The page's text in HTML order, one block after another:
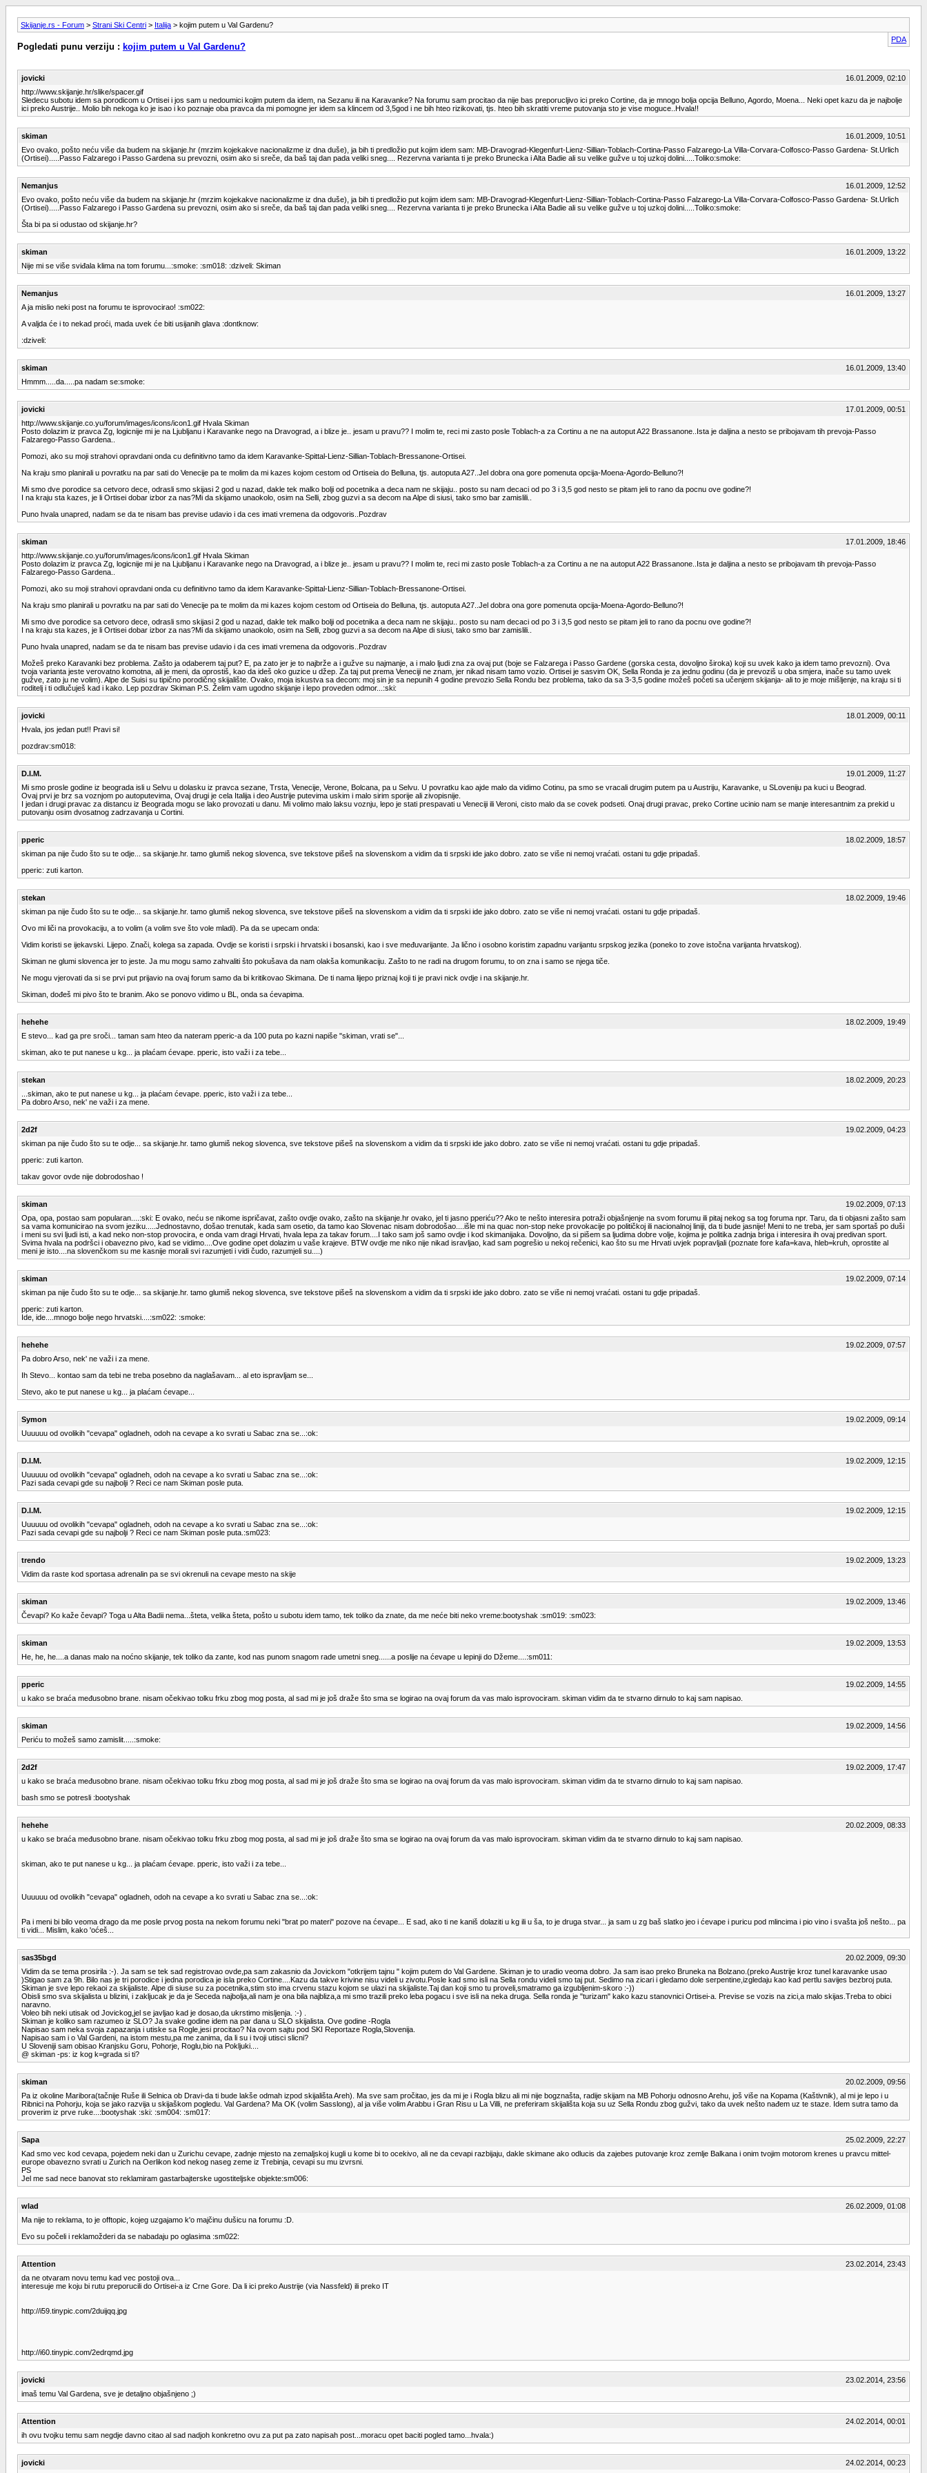
Skijanje.rs - Forum > Strani Ski Centri > Italija > kojim putem u Val Gardenu?
PDA
Pogledati punu verziju : kojim putem u Val Gardenu?
jovicki
16.01.2009, 02:10
http://www.skijanje.hr/slike/spacer.gif
Sledecu subotu idem sa porodicom u Ortisei i jos sam u nedoumici kojim putem da idem, na Sezanu ili na Karavanke? Na forumu sam procitao da nije bas preporucljivo ici preko Cortine, da je mnogo bolja opcija Belluno, Agordo, Moena... Neki opet kazu da je najbolje
ici preko Austrije.. Molio bih nekoga ko je isao i ko poznaje oba pravca da mi pomogne jer idem sa klincem od 3,5god i ne bih hteo rizikovati, tjs. hteo bih skratiti vreme putovanja sto je vise moguce..Hvala!!
skiman
16.01.2009, 10:51
Evo ovako, pošto neću više da budem na skijanje.hr (mrzim kojekakve nacionalizme iz dna duše), ja bih ti predložio put kojim idem sam: MB-Dravograd-Klegenfurt-Lienz-Sillian-Toblach-Cortina-Passo Falzarego-La Villa-Corvara-Colfosco-Passo Gardena- St.Urlich
(Ortisei).....Passo Falzarego i Passo Gardena su prevozni, osim ako si sreče, da baš taj dan pada veliki sneg.... Rezervna varianta ti je preko Brunecka i Alta Badie ali su velike gužve u toj uzkoj dolini.....Toliko:smoke:
Nemanjus
16.01.2009, 12:52
Evo ovako, pošto neću više da budem na skijanje.hr (mrzim kojekakve nacionalizme iz dna duše), ja bih ti predložio put kojim idem sam: MB-Dravograd-Klegenfurt-Lienz-Sillian-Toblach-Cortina-Passo Falzarego-La Villa-Corvara-Colfosco-Passo Gardena- St.Urlich
(Ortisei).....Passo Falzarego i Passo Gardena su prevozni, osim ako si sreče, da baš taj dan pada veliki sneg.... Rezervna varianta ti je preko Brunecka i Alta Badie ali su velike gužve u toj uzkoj dolini.....Toliko:smoke:
Šta bi pa si odustao od skijanje.hr?
skiman
16.01.2009, 13:22
Nije mi se više sviđala klima na tom forumu...:smoke: :sm018: :dziveli: Skiman
Nemanjus
16.01.2009, 13:27
A ja mislio neki post na forumu te isprovocirao! :sm022:
A valjda će i to nekad proći, mada uvek će biti usijanih glava :dontknow:
:dziveli:
skiman
16.01.2009, 13:40
Hmmm.....da.....pa nadam se:smoke:
jovicki
17.01.2009, 00:51
http://www.skijanje.co.yu/forum/images/icons/icon1.gif Hvala Skiman
Posto dolazim iz pravca Zg, logicnije mi je na Ljubljanu i Karavanke nego na Dravograd, a i blize je.. jesam u pravu?? I molim te, reci mi zasto posle Toblach-a za Cortinu a ne na autoput A22 Brassanone..Ista je daljina a nesto se pribojavam tih prevoja-Passo
Falzarego-Passo Gardena..
Pomozi, ako su moji strahovi opravdani onda cu definitivno tamo da idem Karavanke-Spittal-Lienz-Sillian-Toblach-Bressanone-Ortisei.
Na kraju smo planirali u povratku na par sati do Venecije pa te molim da mi kazes kojom cestom od Ortiseia do Belluna, tjs. autoputa A27..Jel dobra ona gore pomenuta opcija-Moena-Agordo-Belluno?!
Mi smo dve porodice sa cetvoro dece, odrasli smo skijasi 2 god u nazad, dakle tek malko bolji od pocetnika a deca nam ne skijaju.. posto su nam decaci od po 3 i 3,5 god nesto se pitam jeli to rano da pocnu ove godine?!
I na kraju sta kazes, je li Ortisei dobar izbor za nas?Mi da skijamo unaokolo, osim na Selli, zbog guzvi a sa decom na Alpe di siusi, tako smo bar zamislili..
Puno hvala unapred, nadam se da te nisam bas previse udavio i da ces imati vremena da odgovoris..Pozdrav
skiman
17.01.2009, 18:46
http://www.skijanje.co.yu/forum/images/icons/icon1.gif Hvala Skiman
Posto dolazim iz pravca Zg, logicnije mi je na Ljubljanu i Karavanke nego na Dravograd, a i blize je.. jesam u pravu?? I molim te, reci mi zasto posle Toblach-a za Cortinu a ne na autoput A22 Brassanone..Ista je daljina a nesto se pribojavam tih prevoja-Passo
Falzarego-Passo Gardena..
Pomozi, ako su moji strahovi opravdani onda cu definitivno tamo da idem Karavanke-Spittal-Lienz-Sillian-Toblach-Bressanone-Ortisei.
Na kraju smo planirali u povratku na par sati do Venecije pa te molim da mi kazes kojom cestom od Ortiseia do Belluna, tjs. autoputa A27..Jel dobra ona gore pomenuta opcija-Moena-Agordo-Belluno?!
Mi smo dve porodice sa cetvoro dece, odrasli smo skijasi 2 god u nazad, dakle tek malko bolji od pocetnika a deca nam ne skijaju.. posto su nam decaci od po 3 i 3,5 god nesto se pitam jeli to rano da pocnu ove godine?!
I na kraju sta kazes, je li Ortisei dobar izbor za nas?Mi da skijamo unaokolo, osim na Selli, zbog guzvi a sa decom na Alpe di siusi, tako smo bar zamislili..
Puno hvala unapred, nadam se da te nisam bas previse udavio i da ces imati vremena da odgovoris..Pozdrav
Možeš preko Karavanki bez problema. Zašto ja odaberem taj put? E, pa zato jer je to najbrže a i gužve su najmanje, a i malo ljudi zna za ovaj put (boje se Falzarega i Passo Gardene (gorska cesta, dovoljno široka) koji su uvek kako ja idem tamo prevozni). Ova
tvoja varianta jeste verovatno komotna, ali je meni, da oprostiš, kao da ideš oko guzice u džep. Za taj put prema Veneciji ne znam, jer nikad nisam tamo vozio. Ortisei je sasvim OK, Sella Ronda je za jednu godinu (da je prevoziš u oba smjera, inače su tamo uvek
gužve, zato ju ne volim). Alpe de Suisi su tipično porodično skijalište. Ovako, moja iskustva sa decom: moj sin je sa nepunih 4 godine prevozio Sella Rondu bez problema, tako da sa 3-3,5 godine možeš početi sa učenjem skijanja- ali to je moje mišljenje, na kraju si ti
roditelj i ti odlučuješ kad i kako. Lep pozdrav Skiman P.S. Želim vam ugodno skijanje i lepo proveden odmor...:ski:
jovicki
18.01.2009, 00:11
Hvala, jos jedan put!! Pravi si!
pozdrav:sm018:
D.I.M.
19.01.2009, 11:27
Mi smo prosle godine iz beograda isli u Selvu u dolasku iz pravca sezane, Trsta, Venecije, Verone, Bolcana, pa u Selvu. U povratku kao ajde malo da vidimo Cotinu, pa smo se vracali drugim putem pa u Austriju, Karavanke, u SLoveniju pa kuci u Beograd.
Ovaj prvi je brz sa voznjom po autoputevima, Ovaj drugi je cela Italija i deo Austrije putevima uskim i malo sirim sporije ali zivopisnije.
I jedan i drugi pravac za distancu iz Beograda mogu se lako provozati u danu. Mi volimo malo laksu voznju, lepo je stati prespavati u Veneciji ili Veroni, cisto malo da se covek podseti. Onaj drugi pravac, preko Cortine ucinio nam se manje interesantnim za prekid u
putovanju osim dvosatnog zadrzavanja u Cortini.
pperic
18.02.2009, 18:57
skiman pa nije čudo što su te odje... sa skijanje.hr. tamo glumiš nekog slovenca, sve tekstove pišeš na slovenskom a vidim da ti srpski ide jako dobro. zato se više ni nemoj vraćati. ostani tu gdje pripadaš.
pperic: zuti karton.
stekan
18.02.2009, 19:46
skiman pa nije čudo što su te odje... sa skijanje.hr. tamo glumiš nekog slovenca, sve tekstove pišeš na slovenskom a vidim da ti srpski ide jako dobro. zato se više ni nemoj vraćati. ostani tu gdje pripadaš.
Ovo mi liči na provokaciju, a to volim (a volim sve što vole mladi). Pa da se upecam onda:
Vidim koristi se ijekavski. Lijepo. Znači, kolega sa zapada. Ovdje se koristi i srpski i hrvatski i bosanski, kao i sve međuvarijante. Ja lično i osobno koristim zapadnu varijantu srpskog jezika (poneko to zove istočna varijanta hrvatskog).
Skiman ne glumi slovenca jer to jeste. Ja mu mogu samo zahvaliti što pokušava da nam olakša komunikaciju. Zašto to ne radi na drugom forumu, to on zna i samo se njega tiče.
Ne mogu vjerovati da si se prvi put prijavio na ovaj forum samo da bi kritikovao Skimana. De ti nama lijepo priznaj koji ti je pravi nick ovdje i na skijanje.hr.
Skiman, dođeš mi pivo što te branim. Ako se ponovo vidimo u BL, onda sa ćevapima.
hehehe
18.02.2009, 19:49
E stevo... kad ga pre sroči... taman sam hteo da nateram pperic-a da 100 puta po kazni napiše "skiman, vrati se"...
skiman, ako te put nanese u kg... ja plaćam ćevape. pperic, isto važi i za tebe...
stekan
18.02.2009, 20:23
...skiman, ako te put nanese u kg... ja plaćam ćevape. pperic, isto važi i za tebe...
Pa dobro Arso, nek' ne važi i za mene.
2d2f
19.02.2009, 04:23
skiman pa nije čudo što su te odje... sa skijanje.hr. tamo glumiš nekog slovenca, sve tekstove pišeš na slovenskom a vidim da ti srpski ide jako dobro. zato se više ni nemoj vraćati. ostani tu gdje pripadaš.
pperic: zuti karton.
takav govor ovde nije dobrodoshao !
skiman
19.02.2009, 07:13
Opa, opa, postao sam popularan....:ski: E ovako, neću se nikome ispričavat, zašto ovdje ovako, zašto na skijanje.hr ovako, jel ti jasno pperiću?? Ako te nešto interesira potraži objašnjenje na svom forumu ili pitaj nekog sa tog foruma npr. Taru, da ti objasni zašto sam
sa vama komunicirao na svom jeziku.....Jednostavno, došao trenutak, kada sam osetio, da tamo kao Slovenac nisam dobrodošao....išle mi na quac non-stop neke provokacije po političkoj ili nacionalnoj liniji, da ti bude jasnije! Meni to ne treba, jer sam sportaš po duši
i meni su svi ljudi isti, a kad neko non-stop provocira, e onda vam dragi Hrvati, hvala lepa za takav forum....I tako sam još samo ovdje i kod skimanijaka. Dovoljno, da si pišem sa ljudima dobre volje, kojima je politika zadnja briga i interesira ih ovaj predivan sport.
Svima hvala na podršci i obavezno pivo, kad se vidimo....Ove godine opet dolazim u vaše krajeve. BTW ovdje me niko nije nikad isravljao, kad sam pogrešio u nekoj rečenici, kao što su me Hrvati uvjek popravljali (poznate fore kafa=kava, hleb=kruh, oprostite al
meni je isto....na slovenčkom su me kasnije morali svi razumjeti i vidi čudo, razumjeli su....)
skiman
19.02.2009, 07:14
skiman pa nije čudo što su te odje... sa skijanje.hr. tamo glumiš nekog slovenca, sve tekstove pišeš na slovenskom a vidim da ti srpski ide jako dobro. zato se više ni nemoj vraćati. ostani tu gdje pripadaš.
pperic: zuti karton.
Ide, ide....mnogo bolje nego hrvatski....:sm022: :smoke:
hehehe
19.02.2009, 07:57
Pa dobro Arso, nek' ne važi i za mene.
Ih Stevo... kontao sam da tebi ne treba posebno da naglašavam... al eto ispravljam se...
Stevo, ako te put nanese u kg... ja plaćam ćevape...
Symon
19.02.2009, 09:14
Uuuuuu od ovolikih "cevapa" ogladneh, odoh na cevape a ko svrati u Sabac zna se...:ok:
D.I.M.
19.02.2009, 12:15
Uuuuuu od ovolikih "cevapa" ogladneh, odoh na cevape a ko svrati u Sabac zna se...:ok:
Pazi sada cevapi gde su najbolji ? Reci ce nam Skiman posle puta.
D.I.M.
19.02.2009, 12:15
Uuuuuu od ovolikih "cevapa" ogladneh, odoh na cevape a ko svrati u Sabac zna se...:ok:
Pazi sada cevapi gde su najbolji ? Reci ce nam Skiman posle puta.:sm023:
trendo
19.02.2009, 13:23
Vidim da raste kod sportasa adrenalin pa se svi okrenuli na cevape mesto na skije
skiman
19.02.2009, 13:46
Čevapi? Ko kaže čevapi? Toga u Alta Badii nema...šteta, velika šteta, pošto u subotu idem tamo, tek toliko da znate, da me neće biti neko vreme:bootyshak :sm019: :sm023:
skiman
19.02.2009, 13:53
He, he, he....a danas malo na noćno skijanje, tek toliko da zante, kod nas punom snagom rade umetni sneg......a poslije na ćevape u lepinji do Džeme....:sm011:
pperic
19.02.2009, 14:55
u kako se braća međusobno brane. nisam očekivao tolku frku zbog mog posta, al sad mi je još draže što sma se logirao na ovaj forum da vas malo isprovociram. skiman vidim da te stvarno dirnulo to kaj sam napisao.
skiman
19.02.2009, 14:56
Periću to možeš samo zamislit.....:smoke:
2d2f
19.02.2009, 17:47
u kako se braća međusobno brane. nisam očekivao tolku frku zbog mog posta, al sad mi je još draže što sma se logirao na ovaj forum da vas malo isprovociram. skiman vidim da te stvarno dirnulo to kaj sam napisao.
bash smo se potresli :bootyshak
hehehe
20.02.2009, 08:33
u kako se braća međusobno brane. nisam očekivao tolku frku zbog mog posta, al sad mi je još draže što sma se logirao na ovaj forum da vas malo isprovociram. skiman vidim da te stvarno dirnulo to kaj sam napisao.
skiman, ako te put nanese u kg... ja plaćam ćevape. pperic, isto važi i za tebe...
Uuuuuu od ovolikih "cevapa" ogladneh, odoh na cevape a ko svrati u Sabac zna se...:ok:
Pa i meni bi bilo veoma drago da me posle prvog posta na nekom forumu neki "brat po materi" pozove na ćevape... E sad, ako ti ne kaniš dolaziti u kg ili u ša, to je druga stvar... ja sam u zg baš slatko jeo i ćevape i puricu pod mlincima i pio vino i svašta još nešto... pa
ti vidi... Mislim, kako 'oćeš...
sas35bgd
20.02.2009, 09:30
Vidim da se tema prosirila :-). Ja sam se tek sad registrovao ovde,pa sam zakasnio da Jovickom "otkrijem tajnu " kojim putem do Val Gardene. Skiman je to uradio veoma dobro. Ja sam isao preko Bruneka na Bolzano.(preko Austrije kroz tunel karavanke usao
)Stigao sam za 9h. Bilo nas je tri porodice i jedna porodica je isla preko Cortine....Kazu da takve krivine nisu videli u zivotu.Posle kad smo isli na Sella rondu videli smo taj put. Sedimo na zicari i gledamo dole serpentine,izgledaju kao kad pertlu savijes bezbroj puta.
Skiman je sve lepo rekaoi za skijaliste. Alpe di siuse su za pocetnika,stim sto ima crvenu stazu kojom se ulazi na skijaliste.Taj dan koji smo tu proveli,smatramo ga izgubljenim-skoro :-))
Obisli smo sva skijalista u blizini, i zakljucak je da je Seceda najbolja,ali nam je ona bila najbliza,a mi smo trazili preko leba pogacu i sve isli na neka druga. Sella ronda je "turizam" kako kazu stanovnici Ortisei-a. Previse se vozis na zici,a malo skijas.Treba to obici
naravno.
Voleo bih neki utisak od Jovickog,jel se javljao kad je dosao,da ukrstimo misljenja. :-) .
Skiman je koliko sam razumeo iz SLO? Ja svake godine idem na par dana u SLO skijalista. Ove godine -Rogla
Napisao sam neka svoja zapazanja i utiske sa Rogle,jesi procitao? Na ovom sajtu pod SKI Reportaze Rogla,Slovenija.
Napisao sam i o Val Gardeni, na istom mestu,pa me zanima, da li su i tvoji utisci slicni?
U Sloveniji sam obisao Kranjsku Goru, Pohorje, Roglu,bio na Pokljuki....
@ skiman -ps: iz kog k=grada si ti?
skiman
20.02.2009, 09:56
Pa iz okoline Maribora(tačnije Ruše ili Selnica ob Dravi-da ti bude lakše odmah izpod skijališta Areh). Ma sve sam pročitao, jes da mi je i Rogla blizu ali mi nije bogznašta, radije skijam na MB Pohorju odnosno Arehu, još više na Kopama (Kaštivnik), al mi je lepo i u
Ribnici na Pohorju, koja se jako razvija u skijaškom pogledu. Val Gardena? Ma OK (volim Sasslong), al ja više volim Arabbu i Gran Risu u La Villi, ne preferiram skijališta koja su uz Sella Rondu zbog gužvi, tako da uvek nešto nađem uz te staze. Idem sutra tamo da
proverim iz prve ruke...:bootyshak :ski: :sm004: :sm017:
Sapa
25.02.2009, 22:27
Kad smo vec kod cevapa, pojedem neki dan u Zurichu cevape, zadnje mjesto na zemaljskoj kugli u kome bi to ocekivo, ali ne da cevapi razbijaju, dakle skimane ako odlucis da zajebes putovanje kroz zemlje Balkana i onim tvojim motorom krenes u pravcu mittel-
europe obavezno svrati u Zurich na Oerlikon kod nekog naseg zeme iz Trebinja, cevapi su mu izvrsni.
PS
Jel me sad nece banovat sto reklamiram gastarbajterske ugostiteljske objekte:sm006:
wlad
26.02.2009, 01:08
Ma nije to reklama, to je offtopic, kojeg uzgajamo k'o majčinu dušicu na forumu :D.
Evo su počeli i reklamožderi da se nabadaju po oglasima :sm022:
Attention
23.02.2014, 23:43
da ne otvaram novu temu kad vec postoji ova...
interesuje me koju bi rutu preporucili do Ortisei-a iz Crne Gore. Da li ici preko Austrije (via Nassfeld) ili preko IT
http://i59.tinypic.com/2duijqq.jpg
http://i60.tinypic.com/2edrqmd.jpg
jovicki
23.02.2014, 23:56
imaš temu Val Gardena, sve je detaljno objašnjeno ;)
Attention
24.02.2014, 00:01
ih ovu tvojku temu sam negdje davno citao al sad nadjoh konkretno ovu za put pa zato napisah post...moracu opet baciti pogled tamo...hvala:)
jovicki
24.02.2014, 00:23